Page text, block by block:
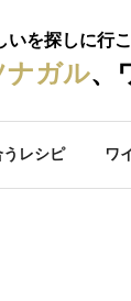
を探しに行こ
ナガル、
レシピ ワ